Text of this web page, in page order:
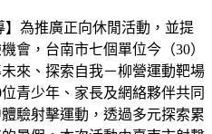
】為推廣正向休閒活動，並提
會，台南市七個單位今（30）
來、探索自我－柳營運動靶場
青少年、家長及網絡夥伴共同
驗射擊運動，透過多元探索累